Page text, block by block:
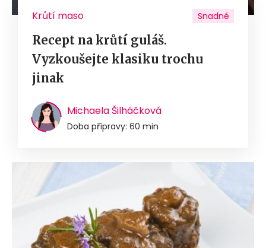
Krůtí maso Snadné
Recept na krůtí guláš.
Vyzkoušejte klasiku trochu
jinak
Michaela Šilháčková
Doba přípravy: 60 min